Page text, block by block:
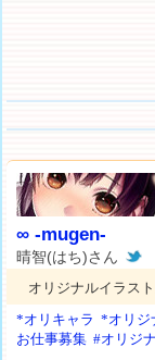
∞ -mugen-
晴智(はち)さん
オリジナルイラスト
*オリキャラ *オリジ
お仕事募集 #オリジ